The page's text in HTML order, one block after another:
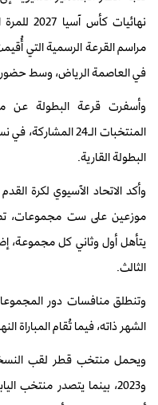
نهائيات
مراسم القرعة الرسمية التي
في العاصمة الرياض، وسط
وأسفرت قرعة البطولة عن
المنتخبات الـ24
البطولة القارية.
موزعين على ست مجموعات،
يتأهل أول وثاني كل مجموعة،
الثالث.
الشهر ذاته، فيما تُقام المباراة النهائية يوم 5
و2023، بينما يتصدر منتخب